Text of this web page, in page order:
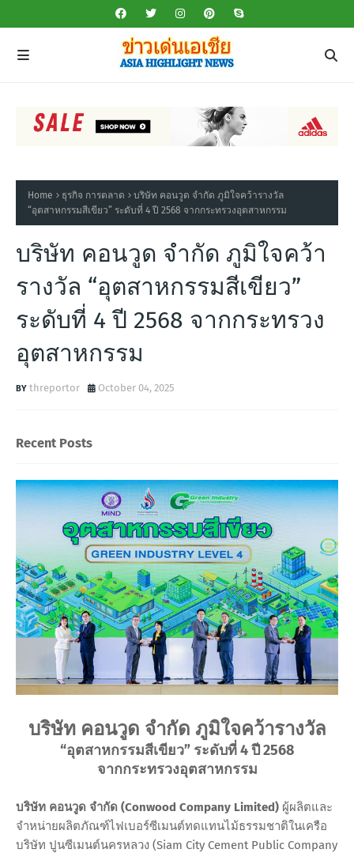
Home ธุรกิจ การตลาด
บริษัท คอนวูด จำกัด ภูมิใจคว้ารางวัล
“อุตสาหกรรมสีเขียว” ระดับที่ 4 ปี 2568 จากกระทรวงอุตสาหกรรม
บริษัท คอนวูด จำกัด ภูมิใจคว้า
รางวัล “อุตสาหกรรมสีเขียว”
ระดับที่ 4 ปี 2568 จากกระทรวง
อุตสาหกรรม
threportor October 04, 2025
Recent Posts
บริษัท คอนวูด จำกัด ภูมิใจคว้ารางวัล
“อุตสาหกรรมสีเขียว” ระดับที่ 4 ปี 2568
จากกระทรวงอุตสาหกรรม
บริษัท คอนวูด จำกัด (Conwood Company Limited) ผู้ผลิตและ
จำหน่ายผลิตภัณฑ์ไฟเบอร์ซีเมนต์ทดแทนไม้ธรรมชาติในเครือ
บริษัท ปูนซีเมนต์นครหลวง (Siam City Cement Public Company